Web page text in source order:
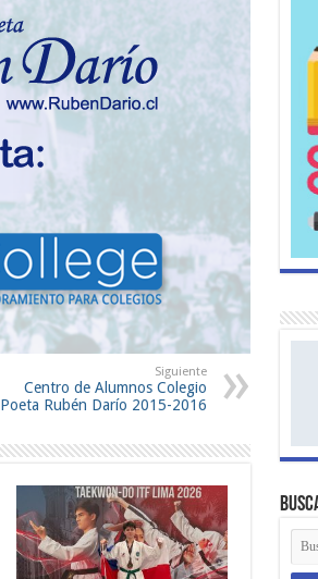
Siguiente
Centro de Alumnos Colegio
Poeta Rubén Darío 2015-2016